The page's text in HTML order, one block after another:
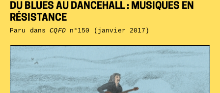
DU BLUES AU DANCEHALL : MUSIQUES EN
RÉSISTANCE
Paru dansCQFDn°150 (janvier 2017)